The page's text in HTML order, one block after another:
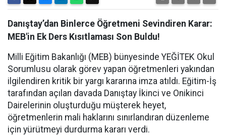
Danıştay’dan Binlerce Öğretmeni Sevindiren Karar:
MEB'in Ek Ders Kısıtlaması Son Buldu!
Milli Eğitim Bakanlığı (MEB) bünyesinde YEĞİTEK Okul
Sorumlusu olarak görev yapan öğretmenleri yakından
ilgilendiren kritik bir yargı kararına imza atıldı. Eğitim-İş
tarafından açılan davada Danıştay İkinci ve Onikinci
Dairelerinin oluşturduğu müşterek heyet,
öğretmenlerin mali haklarını sınırlandıran düzenleme
için yürütmeyi durdurma kararı verdi.